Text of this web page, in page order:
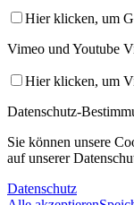
Hier klicken, um
Vimeo und Youtube
Hier klicken, um
Datenschutz-
Sie können unsere
auf unserer
Datenschutz